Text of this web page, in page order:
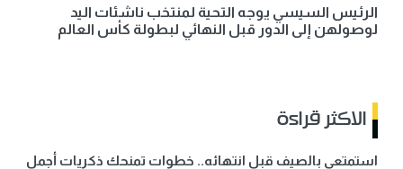
الرئيس السيسي يوجه التحية لمنتخب ناشئات اليد
لوصولهن إلى الدور قبل النهائي لبطولة كأس العالم
الاكثر قراءة
استمتعي بالصيف قبل انتهائه.. خطوات تمنحك ذكريات أجمل